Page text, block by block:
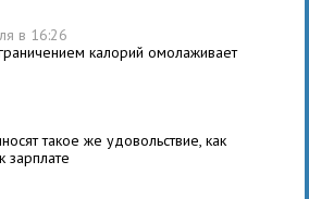
в 16:26
калорий омолаживает
такое же удовольствие, как
зарплате